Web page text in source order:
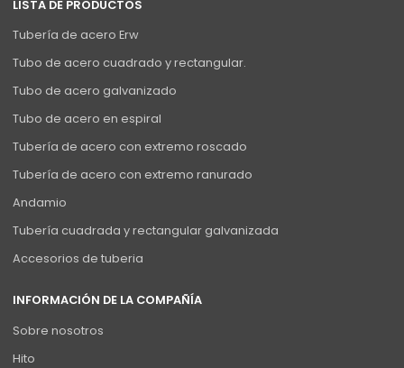
LISTA DE PRODUCTOS
Tubería de acero Erw
Tubo de acero cuadrado y rectangular.
Tubo de acero galvanizado
Tubo de acero en espiral
Tubería de acero con extremo roscado
Tubería de acero con extremo ranurado
Andamio
Tubería cuadrada y rectangular galvanizada
Accesorios de tuberia
INFORMACIÓN DE LA COMPAÑÍA
Sobre nosotros
Hito